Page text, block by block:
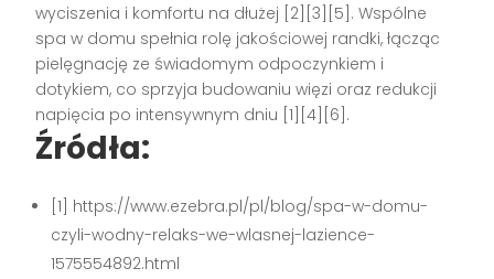
wyciszenia i komfortu na dłużej [2][3][5]. Wspólne
spa w domu spełnia rolę jakościowej randki, łącząc
pielęgnację ze świadomym odpoczynkiem i
dotykiem, co sprzyja budowaniu więzi oraz redukcji
napięcia po intensywnym dniu [1][4][6].
Źródła:
[1] https://www.ezebra.pl/pl/blog/spa-w-domu-
czyli-wodny-relaks-we-wlasnej-lazience-
1575554892.html